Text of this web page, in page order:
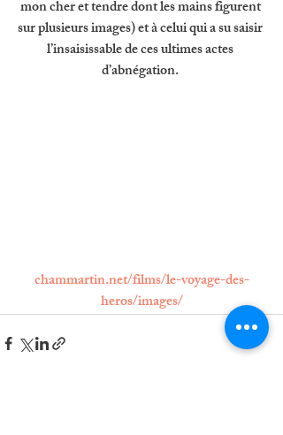
mon cher et tendre dont les mains figurent
sur plusieurs images) et à celui qui a su saisir
l’insaisissable de ces ultimes actes
d’abnégation.
chammartin.net/films/le-voyage-des-
heros/images/